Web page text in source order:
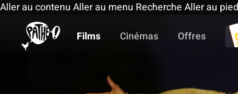
Aller au contenu Aller au menu Recherche Aller au
Films
Cinémas Offres